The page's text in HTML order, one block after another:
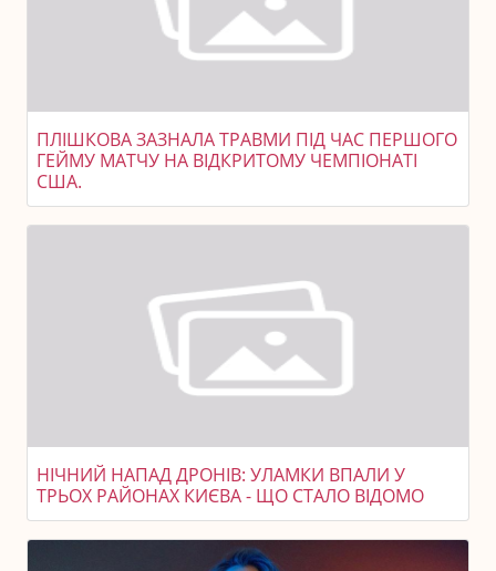
ПЛІШКОВА ЗАЗНАЛА ТРАВМИ ПІД ЧАС ПЕРШОГО
ГЕЙМУ МАТЧУ НА ВІДКРИТОМУ ЧЕМПІОНАТІ
США.
НІЧНИЙ НАПАД ДРОНІВ: УЛАМКИ ВПАЛИ У
ТРЬОХ РАЙОНАХ КИЄВА - ЩО СТАЛО ВІДОМО